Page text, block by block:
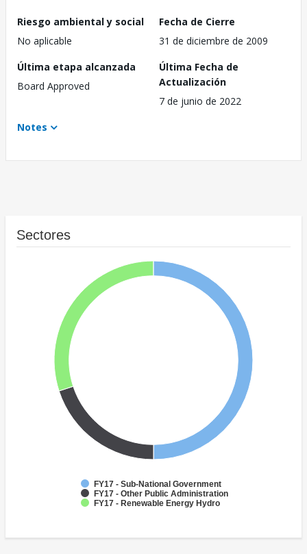
Riesgo ambiental y social
No aplicable
Fecha de Cierre
31 de diciembre de 2009
Última etapa alcanzada
Board Approved
Última Fecha de
Actualización
7 de junio de 2022
Notes
Sectores
FY17 - Sub-National Government
FY17 - Other Public Administration
FY17 - Renewable Energy Hydro